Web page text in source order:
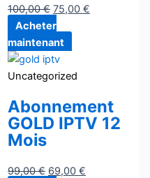
100,00€ 75,00 €
Acheter
maintenant
Uncategorized
Abonnement
GOLD IPTV 12
Mois
99,00€ 69,00 €